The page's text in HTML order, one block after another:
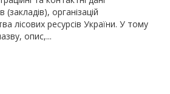
організацій
лісових ресурсів України. У тому
опис,...